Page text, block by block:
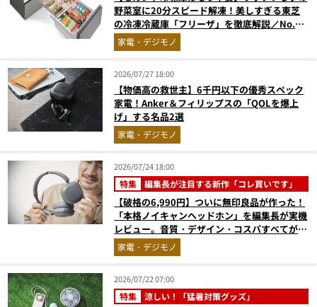
野菜室に20分スピード解凍！美しすぎる東芝
の冷凍冷蔵庫「フリーザ」を徹底解説／No.1
モノ雑誌編集長が選ぶ『センスがいい家電』
Vol.10
家電・デジモノ
2026/07/27 18:00
【物価高の救世主】6千円以下の優秀スペック
家電！Anker＆フィリップスの「QOLを爆上
げ」する名品2選
家電・デジモノ
2026/07/24 18:00
特集 編集長が注目する新作「コレ買いです」
【破格の6,990円】ついに無印良品が作った！
「本格ノイキャンヘッドホン」を編集長が実機
レビュー。音質・デザイン・コスパすべてが大
正解だった『コレ買いです』Vol.171
家電・デジモノ
2026/07/22 07:00
特集 涼しい！「猛暑対策グッズ」